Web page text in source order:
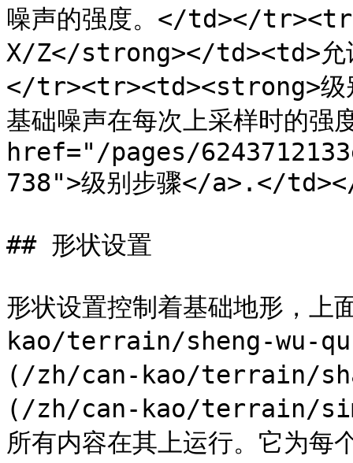
噪声的强度。</td></
X/Z</strong></td><td>允
</tr><tr><td><strong>级
基础噪声在每次上采样时的强
href="/pages/
738">级别步骤</a>.</
## 形状设置
形状设置控制着基础地形
kao/terrain/sheng-wu-
(/zh/can-kao/terrain/
(/zh/can-kao/terrain/
所有内容在其上运行。它为每